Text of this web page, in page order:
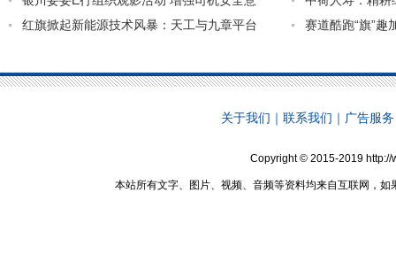
红旗掀起新能源技术风暴：天工与九章平台
赛道酷跑“旗”趣
关于我们 ｜ 联系我们 ｜ 广告服务
Copyright © 2015-2019 http://
本站所有文字、图片、视频、音频等资料均来自互联网，